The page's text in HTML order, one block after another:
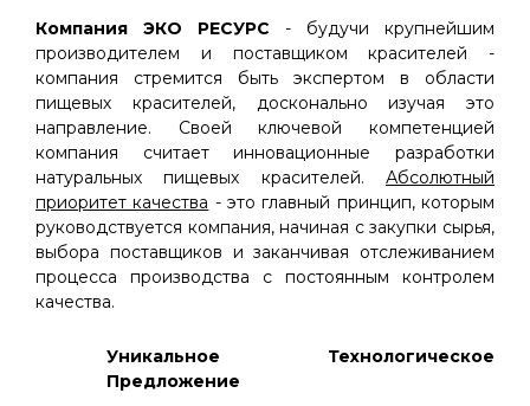
Компания ЭКО РЕСУРС - будучи крупнейшим
производителем и поставщиком красителей -
компания стремится быть экспертом в области
пищевых красителей, досконально изучая это
направление. Своей ключевой компетенцией
компания считает инновационные разработки
натуральных пищевых красителей. Абсолютный
приоритет качества - это главный принцип, которым
руководствуется компания, начиная с закупки сырья,
выбора поставщиков и заканчивая отслеживанием
процесса производства с постоянным контролем
качества.
Уникальное Технологическое
Предложение